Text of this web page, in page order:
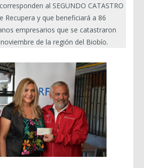
al SEGUNDO CATASTRO
Recupera y que beneficiará a 86
empresarios que se catastraron
de la región del Biobío.